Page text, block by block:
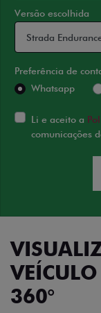
Versão escolhida
Preferência de
Whatsapp
Li e aceito a
comunicações
360°